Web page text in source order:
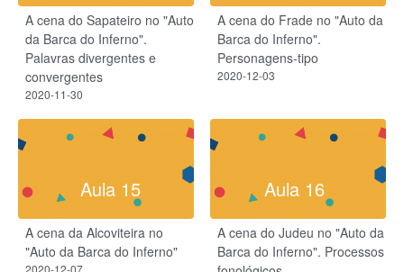
A cena do Sapateiro no "Auto
da Barca do Inferno".
Palavras divergentes e
convergentes
2020-11-30
A cena do Frade no "Auto da
Barca do Inferno".
Personagens-tipo
2020-12-03
Aula 15
A cena da Alcoviteira no
"Auto da Barca do Inferno"
2020-12-07
Aula 16
A cena do Judeu no "Auto da
Barca do Inferno". Processos